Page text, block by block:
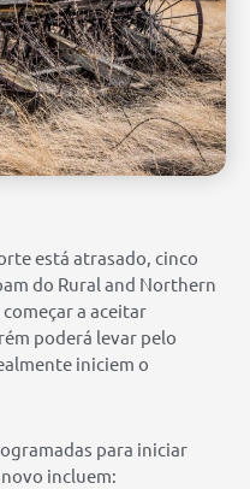
está atrasado, cinco
do Rural and Northern
a aceitar
poderá levar pelo
iniciem o
para iniciar
incluem: